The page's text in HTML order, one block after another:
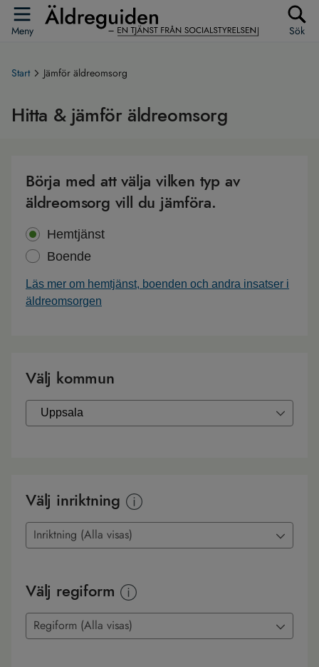
Meny Sök
Start Jämför äldreomsorg
Hitta & jämför äldreomsorg
Börja med att välja vilken typ av
äldreomsorg vill du jämföra.
Hemtjänst
Boende
Läs mer om hemtjänst, boenden och andra insatser i
äldreomsorgen
Välj kommun
Välj inriktning
Inriktning (Alla visas)
Välj regiform
Regiform (Alla visas)